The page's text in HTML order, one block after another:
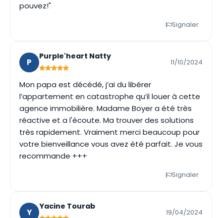
pouvez!"
Signaler
P
Purple'heart Natty
11/10/2024
Mon papa est décédé, j’ai du libérer
l’appartement en catastrophe qu’il louer à cette
agence immobilière. Madame Boyer a été très
réactive et a l'écoute. Ma trouver des solutions
très rapidement. Vraiment merci beaucoup pour
votre bienveillance vous avez été parfait. Je vous
recommande +++
Signaler
Y
Yacine Tourab
19/04/2024